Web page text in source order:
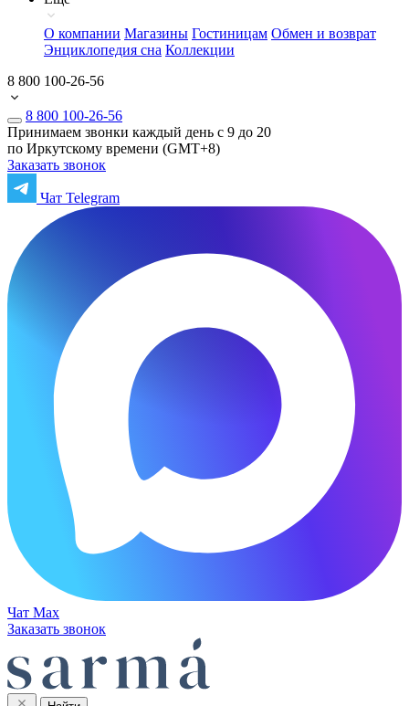
О компании Магазины Гостиницам Обмен и возврат
Энциклопедия сна Коллекции
8 800 100-26-56
8 800 100-26-56
Принимаем звонки каждый день с 9 до 20
по Иркутскому времени (GMT+8)
Заказать звонок
Чат Telegram
Чат Max
Заказать звонок